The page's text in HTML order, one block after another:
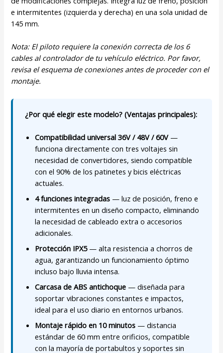
e intermitentes (izquierda y derecha) en una sola unidad de
145 mm.
Nota: El piloto requiere la conexión correcta de los 6
cables al controlador de tu vehículo eléctrico. Por favor,
revisa el esquema de conexiones antes de proceder con el
montaje.
¿Por qué elegir este modelo? (Ventajas principales):
Compatibilidad universal 36V / 48V / 60V—
funciona directamente con tres voltajes sin
necesidad de convertidores, siendo compatible
con el 90% de los patinetes y bicis eléctricas
actuales.
4 funciones integradas — luz de posición, freno e
intermitentes en un diseño compacto, eliminando
la necesidad de cableado extra o accesorios
adicionales.
Protección IPX5— alta resistencia a chorros de
agua, garantizando un funcionamiento óptimo
incluso bajo lluvia intensa.
Carcasa de ABS antichoque — diseñada para
soportar vibraciones constantes e impactos,
ideal para el uso diario en entornos urbanos.
Montaje rápido en 10 minutos — distancia
estándar de 60 mm entre orificios, compatible
con la mayoría de portabultos y soportes sin